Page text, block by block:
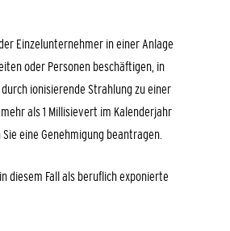
Einzelunternehmer in einer Anlage
oder Personen beschäftigen, in
ionisierende Strahlung zu einer
als 1 Millisievert im Kalenderjahr
eine Genehmigung beantragen.
diesem Fall als beruflich exponierte